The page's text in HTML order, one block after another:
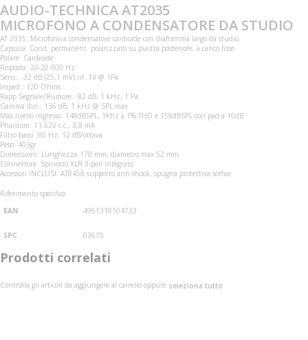
AUDIO-TECHNICA AT2035
MICROFONO A CONDENSATORE DA STUDIO
AT 2035: Microfono a condensatore cardioide con diaframma largo da studio.
Capsula: Cond. permanent. polarizzato su piastra posteriore, a carico fisso
Polare: Cardioide
Risposta: 20-20.000 Hz
Sens.: -32 dB (25,1 mV) rif. 1V @ 1Pa
Imped.: 120 Ohms
Rapp.Segnale/Rumore.: 82 dB, 1 kHz, 1 Pa
Gamma din.: 136 dB, 1 kHz @ SPL max
Max.livello ingresso: 148dBSPL, 1Khz a 1% THD e 158dBSPL con pad a 10dB
Phantom: 11-52V c.c., 3,8 mA
Filtro bassi: 80 Hz, 12 dB/ottava
Peso: 403gr.
Dimensioni: Lunghezza 170 mm, diametro max 52 mm
Connettore: Spinotto XLR 3-poli integrato
Accessori INCLUSI: AT8458 supporto anti-shock, spugna protettiva soffice
Riferimento specifico
EAN
4961310104733
SPC 03675
Prodotti correlati
Controlla gli articoli da aggiungere al carrello oppure seleziona tutto